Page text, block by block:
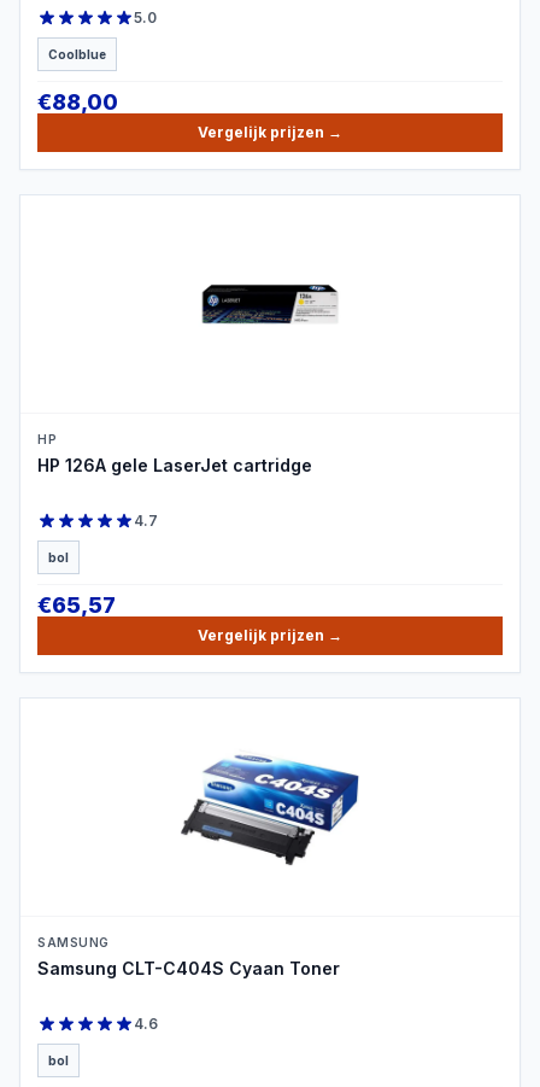
5.0
Coolblue
€88,00
Vergelijk prijzen →
PRODUCTBEELD
HP
HP 126A gele LaserJet cartridge
4.7
bol
€65,57
Vergelijk prijzen →
PRODUCTBEELD
SAMSUNG
Samsung CLT-C404S Cyaan Toner
4.6
bol